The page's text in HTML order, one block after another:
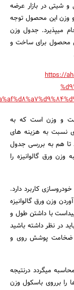
شیتی در بازار عرضه
و وزن این محصول توجه
میپذیرد. جدول وزن
محصول برای ساخت و
https://
و وزن است که به
نسبت به هزینه های
تا هم به بررسی جدول
ورق گالوانیزه را
کاربرد دارد.
وزن ورق گالوانیزه
با داشتن طول و
در نظر داشته باشید
ضخامت پوشش روی و
میگردد درنتیجه
را برروی باسکول وزن